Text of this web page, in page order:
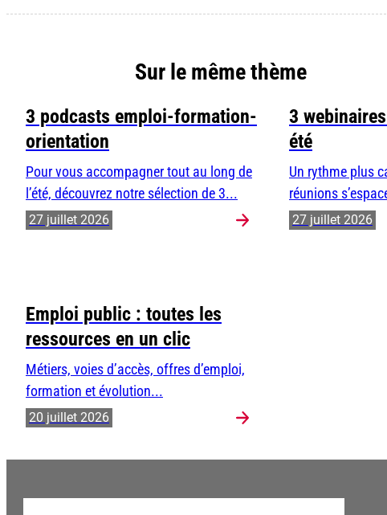
Sur le même thème
3 podcasts emploi-formation-
orientation
Pour vous accompagner tout au long de
l’été, découvrez notre sélection de 3...
27 juillet 2026
3
été
Un rythme plus
réunions
27 juillet 2026
Emploi public : toutes les
ressources en un clic
Métiers, voies d’accès, offres d’emploi,
formation et évolution...
20 juillet 2026